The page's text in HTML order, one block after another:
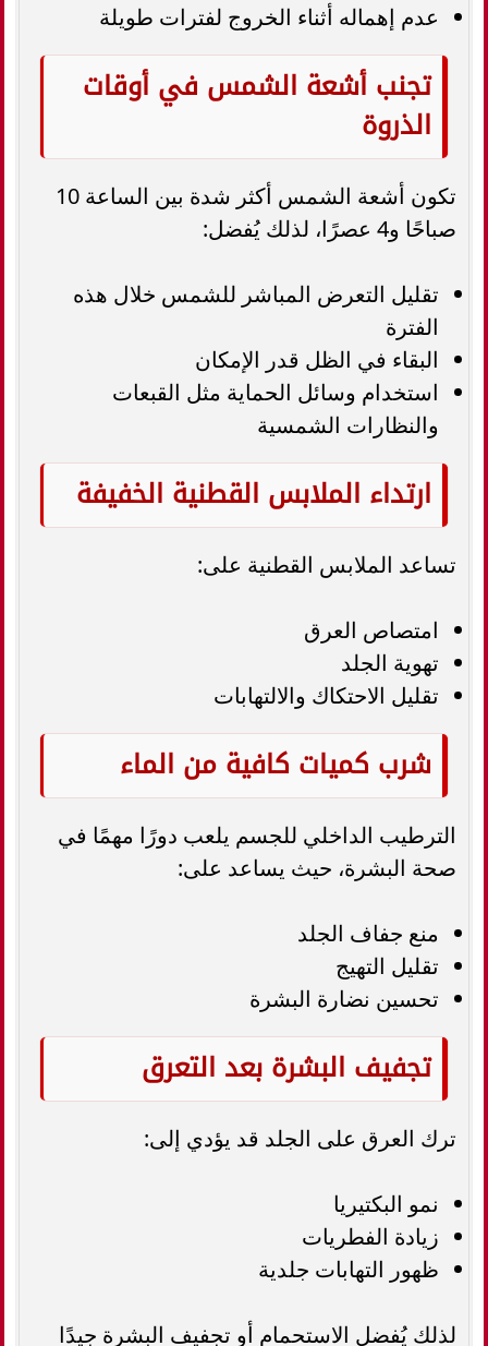
عدم إهماله أثناء الخروج لفترات طويلة
تجنب أشعة الشمس في أوقات
الذروة
تكون أشعة الشمس أكثر شدة بين الساعة 10
صباحًا و4 عصرًا، لذلك يُفضل:
تقليل التعرض المباشر للشمس خلال هذه
الفترة
البقاء في الظل قدر الإمكان
استخدام وسائل الحماية مثل القبعات
والنظارات الشمسية
ارتداء الملابس القطنية الخفيفة
تساعد الملابس القطنية على:
امتصاص العرق
تهوية الجلد
تقليل الاحتكاك والالتهابات
شرب كميات كافية من الماء
الترطيب الداخلي للجسم يلعب دورًا مهمًا في
صحة البشرة، حيث يساعد على:
منع جفاف الجلد
تقليل التهيج
تحسين نضارة البشرة
تجفيف البشرة بعد التعرق
ترك العرق على الجلد قد يؤدي إلى:
نمو البكتيريا
زيادة الفطريات
ظهور التهابات جلدية
لذلك يُفضل الاستحمام أو تجفيف البشرة جيدًا